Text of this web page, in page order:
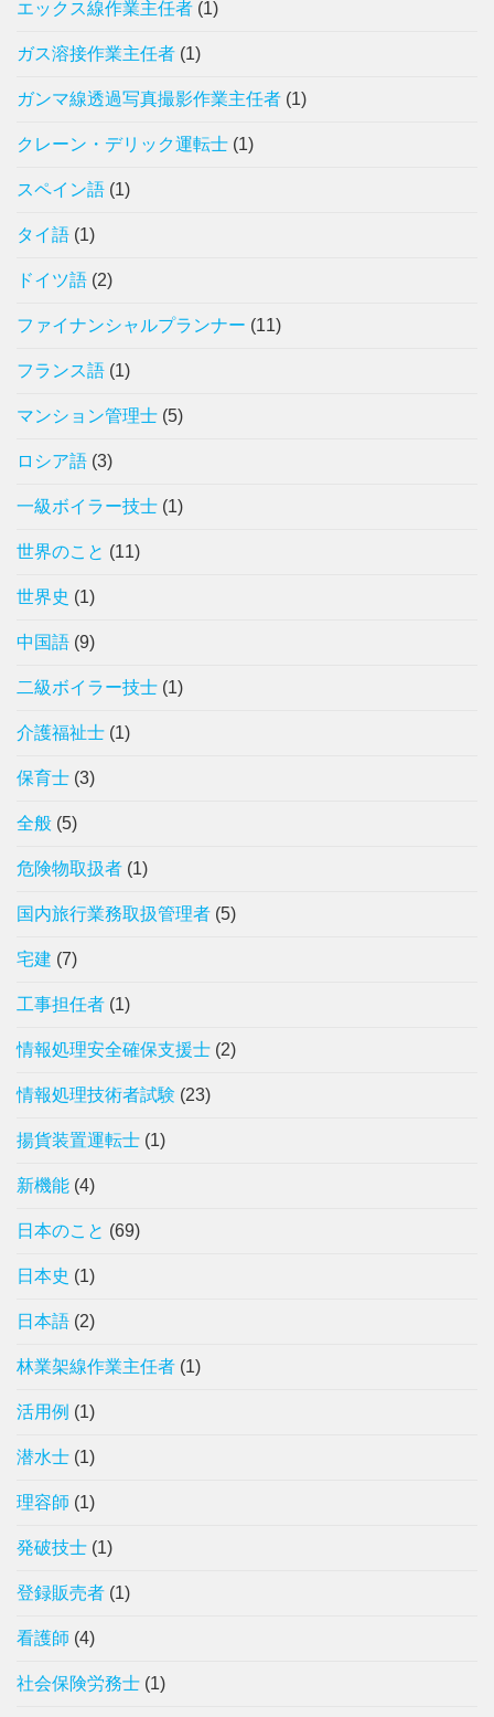
エックス線作業主任者 (1)
ガス溶接作業主任者 (1)
ガンマ線透過写真撮影作業主任者 (1)
クレーン・デリック運転士 (1)
スペイン語 (1)
タイ語 (1)
ドイツ語 (2)
ファイナンシャルプランナー (11)
フランス語 (1)
マンション管理士 (5)
ロシア語 (3)
一級ボイラー技士 (1)
世界のこと (11)
世界史 (1)
中国語 (9)
二級ボイラー技士 (1)
介護福祉士 (1)
保育士 (3)
全般 (5)
危険物取扱者 (1)
国内旅行業務取扱管理者 (5)
宅建 (7)
工事担任者 (1)
情報処理安全確保支援士 (2)
情報処理技術者試験 (23)
揚貨装置運転士 (1)
新機能 (4)
日本のこと (69)
日本史 (1)
日本語 (2)
林業架線作業主任者 (1)
活用例 (1)
潜水士 (1)
理容師 (1)
発破技士 (1)
登録販売者 (1)
看護師 (4)
社会保険労務士 (1)